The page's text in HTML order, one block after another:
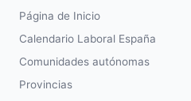
Página de Inicio
Calendario Laboral España
Comunidades autónomas
Provincias